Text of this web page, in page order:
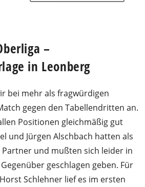
–
in Leonberg
bei mehr als fragwürdigen
gegen den Tabellendritten an.
Positionen gleichmäßig gut
und Jürgen Alschbach hatten als
Partner und mußten sich leider in
geschlagen geben. Für
Schlehner lief es im ersten